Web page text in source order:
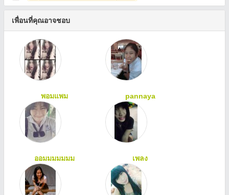
เพื่อนที่คุณอาจชอบ
พอมแพม pannaya
ออมมมมมมม เพลง